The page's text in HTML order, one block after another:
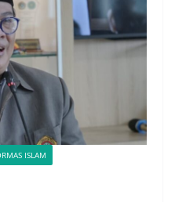
ISLAM